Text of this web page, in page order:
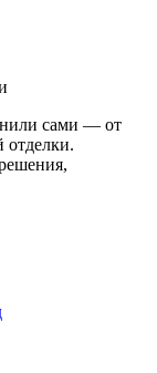
сами — от
отделки.